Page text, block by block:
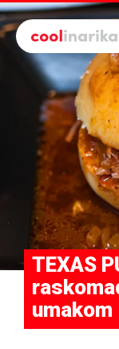
Preskoči na glavni
TEXAS
umakom